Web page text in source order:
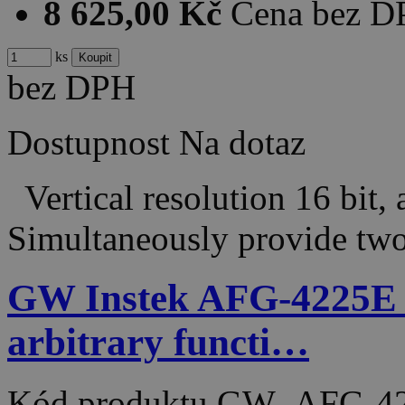
8 625,00 Kč Cena bez
ks
bez DPH
Dostupnost Na dotaz
Vertical resolution 16 bit,
Simultaneously provide
GW Instek AFG-
arbitrary functi…